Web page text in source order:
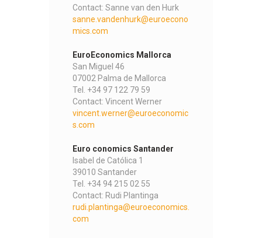
Contact: Sanne van den Hurk
sanne.vandenhurk@euroecono
mics.com
EuroEconomics Mallorca
San Miguel 46
07002 Palma de Mallorca
Tel. +34 97 122 79 59
Contact: Vincent Werner
vincent.werner@euroeconomic
s.com
Euro conomics Santander
Isabel de Católica 1
39010 Santander
Tel. +34 94 215 02 55
Contact: Rudi Plantinga
rudi.plantinga@euroeconomics.
com